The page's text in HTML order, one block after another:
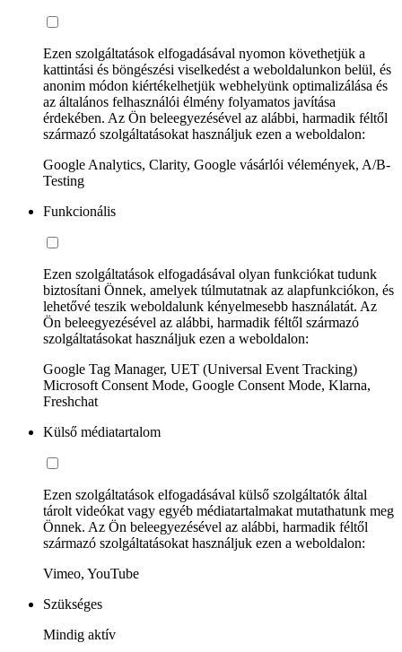
Ezen szolgáltatások elfogadásával nyomon követhetjük a
kattintási és böngészési viselkedést a weboldalunkon belül, és
anonim módon kiértékelhetjük webhelyünk optimalizálása és
az általános felhasználói élmény folyamatos javítása
érdekében. Az Ön beleegyezésével az alábbi, harmadik féltől
származó szolgáltatásokat használjuk ezen a weboldalon:
Google Analytics, Clarity, Google vásárlói vélemények, A/B-
Testing
Funkcionális
Ezen szolgáltatások elfogadásával olyan funkciókat tudunk
biztosítani Önnek, amelyek túlmutatnak az alapfunkciókon, és
lehetővé teszik weboldalunk kényelmesebb használatát. Az
Ön beleegyezésével az alábbi, harmadik féltől származó
szolgáltatásokat használjuk ezen a weboldalon:
Google Tag Manager, UET (Universal Event Tracking)
Microsoft Consent Mode, Google Consent Mode, Klarna,
Freshchat
Külső médiatartalom
Ezen szolgáltatások elfogadásával külső szolgáltatók által
tárolt videókat vagy egyéb médiatartalmakat mutathatunk meg
Önnek. Az Ön beleegyezésével az alábbi, harmadik féltől
származó szolgáltatásokat használjuk ezen a weboldalon:
Vimeo, YouTube
Szükséges
Mindig aktív